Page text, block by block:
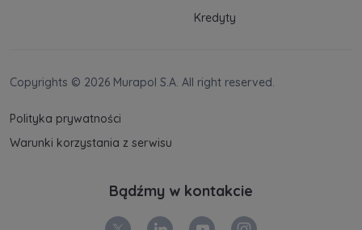
Kredyty
Copyrights © 2026 Murapol S.A. All right reserved.
Polityka prywatności
Warunki korzystania z serwisu
Bądźmy w kontakcie